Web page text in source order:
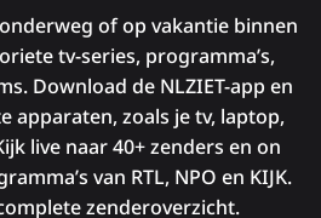
of op vakantie binnen
tv-series, programma’s,
Download de NLZIET-app en
apparaten, zoals je tv, laptop,
live naar 40+ zenders en on
van RTL, NPO en KIJK.
zenderoverzicht.